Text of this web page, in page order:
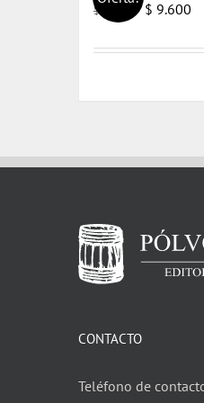
$
El
original
$ 9.600
CONTACTO
Teléfono de